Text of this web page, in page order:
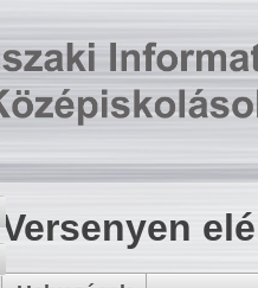
Versenyen